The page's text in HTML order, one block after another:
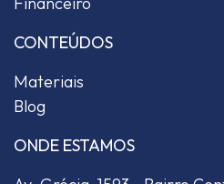
CONTEÚDOS
Materiais
Blog
ONDE ESTAMOS